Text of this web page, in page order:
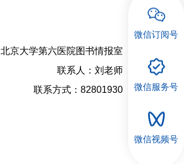
北京大学第六医院图书情报室
联系人：刘老师
联系方式： 82801930
微信订阅号
微信服务号
微信视频号